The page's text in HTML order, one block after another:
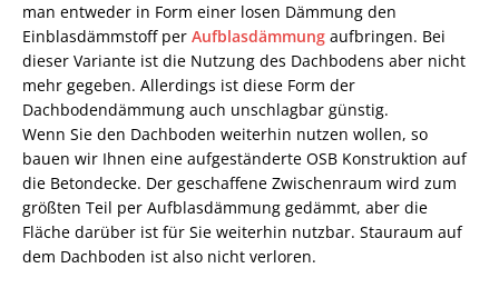
man entweder in Form einer losen Dämmung den
Einblasdämmstoff per Aufblasdämmung aufbringen. Bei
dieser Variante ist die Nutzung des Dachbodens aber nicht
mehr gegeben. Allerdings ist diese Form der
Dachbodendämmung auch unschlagbar günstig.
Wenn Sie den Dachboden weiterhin nutzen wollen, so
bauen wir Ihnen eine aufgeständerte OSB Konstruktion auf
die Betondecke. Der geschaffene Zwischenraum wird zum
größten Teil per Aufblasdämmung gedämmt, aber die
Fläche darüber ist für Sie weiterhin nutzbar. Stauraum auf
dem Dachboden ist also nicht verloren.